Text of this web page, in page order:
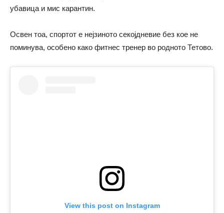
убавица и мис карантин.
Освен тоа, спортот е нејзиното секојдневие без кое не
поминува, особено како фитнес тренер во родното Тетово.
View this post on Instagram